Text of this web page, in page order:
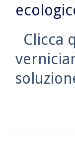
Clicca